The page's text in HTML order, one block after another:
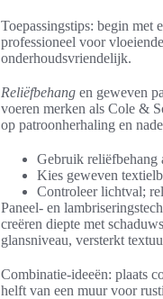
Toepassingstips: begin met
professioneel voor
onderhoudsvriendelijk.
Reliëfbehang en geweven
voeren merken als Cole &
op patroonherhaling en
Gebruik reliëfbehang
Kies geweven
Controleer lichtval;
Paneel- en
creëren diepte met
glansniveau, versterkt
Combinatie-ideeën: plaats
helft van een muur voor